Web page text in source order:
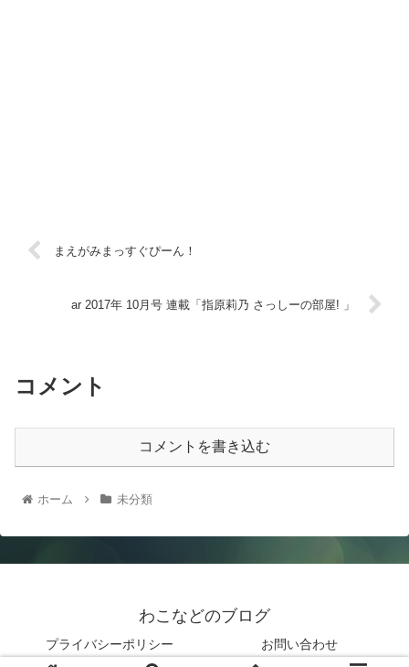
まえがみまっすぐぴーん！
ar 2017年 10月号 連載「指原莉乃 さっしーの部屋! 」
コメント
コメントを書き込む
ホーム 未分類
わこなどのブログ
プライバシーポリシー お問い合わせ